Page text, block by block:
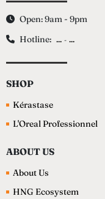
Open: 9am - 9pm
Hotline: ... - ...
SHOP
Kérastase
L'Oreal Professionnel
ABOUT US
About Us
HNG Ecosystem